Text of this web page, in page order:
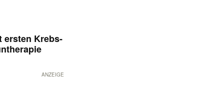
ersten Krebs-
ANZEIGE